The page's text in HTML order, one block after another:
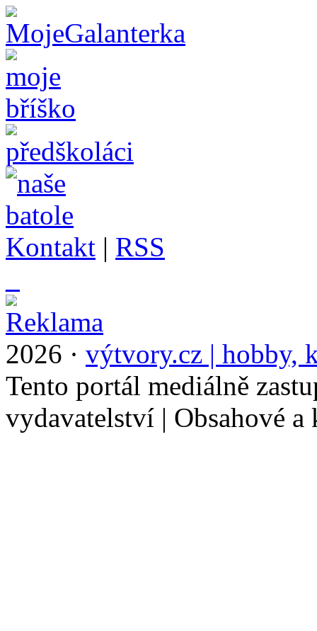
Kontakt | RSS
2026 · výtvory.cz | hobby,
Tento portál mediálně
vydavatelství | Obsahové